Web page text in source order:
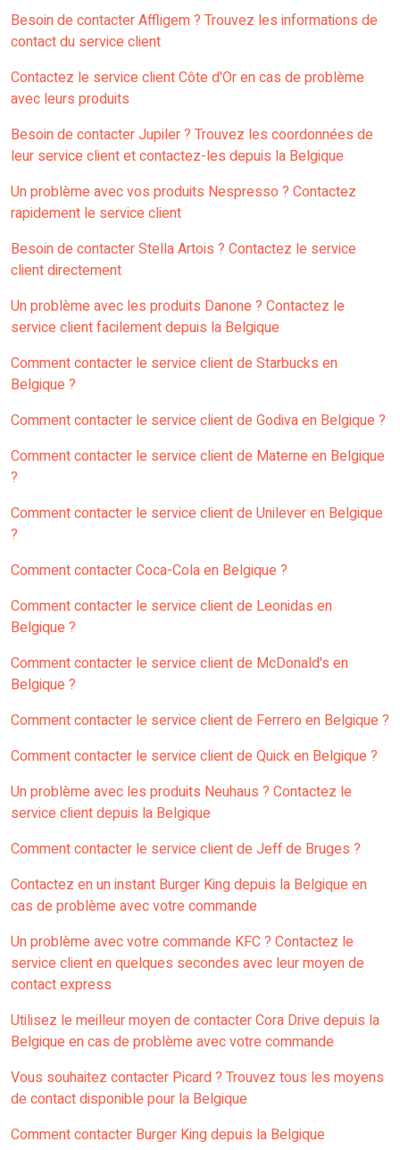
Besoin de contacter Affligem ? Trouvez les informations de
contact du service client
Contactez le service client Côte d'Or en cas de problème
avec leurs produits
Besoin de contacter Jupiler ? Trouvez les coordonnées de
leur service client et contactez-les depuis la Belgique
Un problème avec vos produits Nespresso ? Contactez
rapidement le service client
Besoin de contacter Stella Artois ? Contactez le service
client directement
Un problème avec les produits Danone ? Contactez le
service client facilement depuis la Belgique
Comment contacter le service client de Starbucks en
Belgique ?
Comment contacter le service client de Godiva en Belgique ?
Comment contacter le service client de Materne en Belgique
?
Comment contacter le service client de Unilever en Belgique
?
Comment contacter Coca-Cola en Belgique ?
Comment contacter le service client de Leonidas en
Belgique ?
Comment contacter le service client de McDonald's en
Belgique ?
Comment contacter le service client de Ferrero en Belgique ?
Comment contacter le service client de Quick en Belgique ?
Un problème avec les produits Neuhaus ? Contactez le
service client depuis la Belgique
Comment contacter le service client de Jeff de Bruges ?
Contactez en un instant Burger King depuis la Belgique en
cas de problème avec votre commande
Un problème avec votre commande KFC ? Contactez le
service client en quelques secondes avec leur moyen de
contact express
Utilisez le meilleur moyen de contacter Cora Drive depuis la
Belgique en cas de problème avec votre commande
Vous souhaitez contacter Picard ? Trouvez tous les moyens
de contact disponible pour la Belgique
Comment contacter Burger King depuis la Belgique